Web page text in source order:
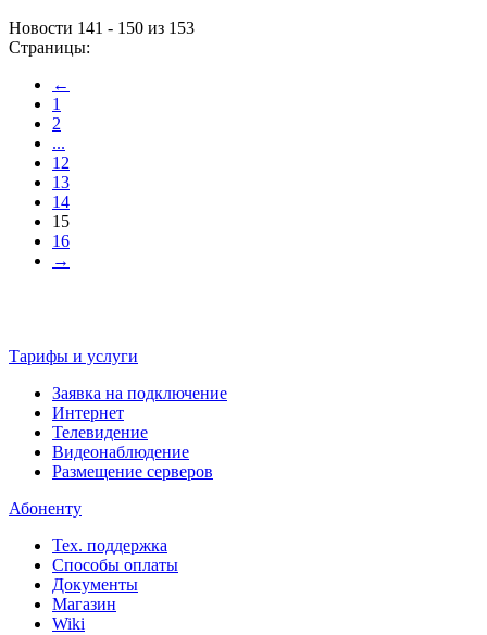
Новости 141 - 150 из 153
Страницы:
←
1
2
...
12
13
14
15
16
→
Тарифы и услуги
Заявка на подключение
Интернет
Телевидение
Видеонаблюдение
Размещение серверов
Абоненту
Тех. поддержка
Способы оплаты
Документы
Магазин
Wiki